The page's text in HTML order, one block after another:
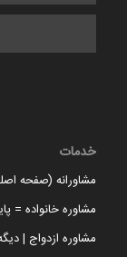
خدمات
مشاورانه (صفحه
مشاوره خانواده =
مشاوره ازدواج |